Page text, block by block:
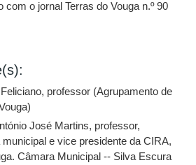
com o jornal Terras do Vouga n.º 90
professor (Agrupamento de
José Martins, professor,
e vice presidente da CIRA,
Câmara Municipal -- Silva Escura